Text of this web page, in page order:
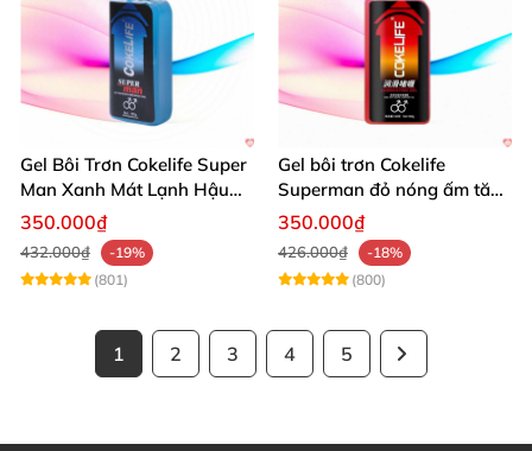
Gel Bôi Trơn Cokelife Super
Man Xanh Mát Lạnh Hậu
Môn 85g
350.000₫
432.000₫
-19%
(801)
Gel bôi trơn Cokelife
Superman đỏ nóng ấm tăng
khoái cảm mạnh
350.000₫
426.000₫
-18%
(800)
1 2 3 4 5